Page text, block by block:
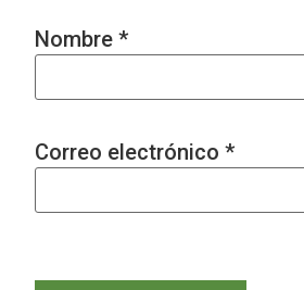
Nombre *
Correo electrónico *